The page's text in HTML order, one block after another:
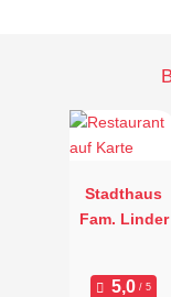
Stadthaus
Fam. Linder